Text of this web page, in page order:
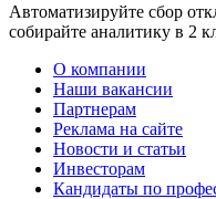
Автоматизируйте сбор
собирайте аналитику в 2
О компании
Наши вакансии
Партнерам
Реклама на сайте
Новости и статьи
Инвесторам
Кандидаты по